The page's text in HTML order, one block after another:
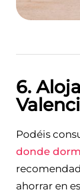
6.
Podéis
donde
ahorrar en